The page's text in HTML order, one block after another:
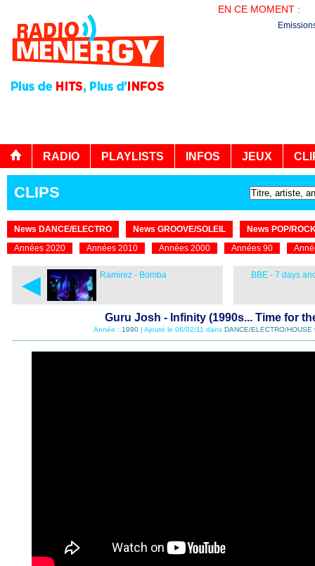
EN CE MOMENT :
RADIO PLAYLISTS INFOS JEUX
CLIPS
News DANCE/ELECTRO News GROOVE/SOLEIL
News POP/
Années 2020
Années 2010 Années 2000 Années 90
◄ Ramirez - Bomba BBE - 7 days
Guru Josh - Infinity (1990s... Time for
Année : 1990| Ajouté le 06/02/11 dans DANCE/ELECTRO/HOUSE